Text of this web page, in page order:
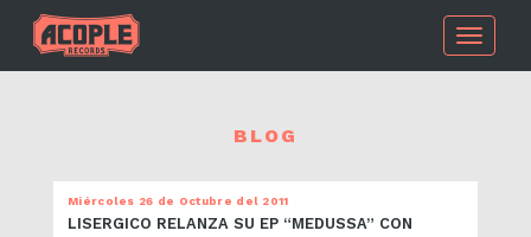
Toggle
BLOG
Miércoles 26 de Octubre del 2011
LISERGICO RELANZA SU EP “MEDUSSA” CON